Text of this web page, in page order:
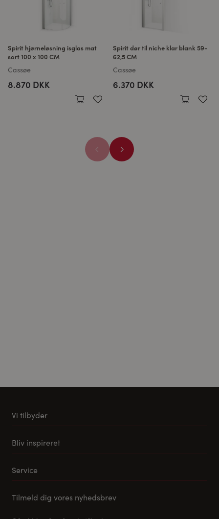
Spirit hjørneløsning isglas mat
sort 100 x 100 CM
Cassøe
8.870 DKK
Spirit dør til niche klar blank 59-
62,5 CM
Cassøe
6.370 DKK
Vi tilbyder
Køkkener
Tilbehør og reservedele
Bliv inspireret
Vores stuemøbel koncept
Service
Leveringsmuligheder
Tilmeld dig vores nyhedsbrev